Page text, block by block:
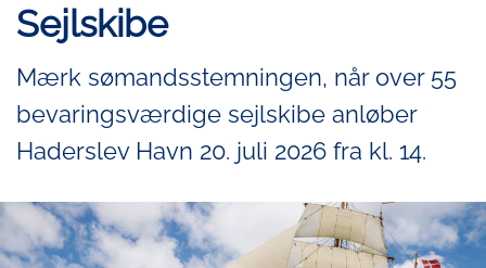
Sejlskibe
Mærk sømandsstemningen, når over 55
bevaringsværdige sejlskibe anløber
Haderslev Havn 20. juli 2026 fra kl. 14.